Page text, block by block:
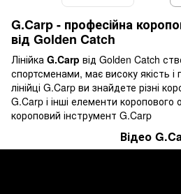
G.Carp - професійна
від Golden Catch
Лінійка G.Carp від Golden Catch
спортсменами, має високу якість і
лінійці G.Carp ви знайдете різні
G.Carp і інші елементи
короповий інструмент G.Carp
Відео